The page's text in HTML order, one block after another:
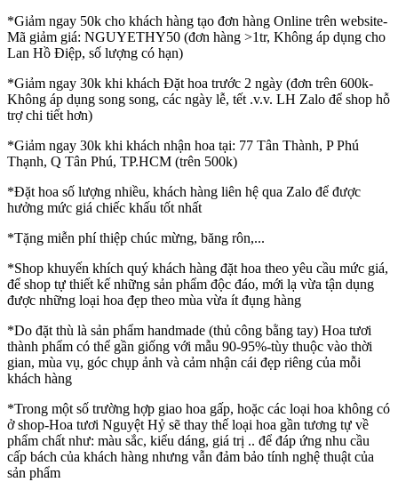
*Giảm ngay 50k cho khách hàng tạo đơn hàng Online trên website-
Mã giảm giá: NGUYETHY50 (đơn hàng >1tr, Không áp dụng cho
Lan Hồ Điệp, số lượng có hạn)
*Giảm ngay 30k khi khách Đặt hoa trước 2 ngày (đơn trên 600k-
Không áp dụng song song, các ngày lễ, tết .v.v. LH Zalo để shop hỗ
trợ chi tiết hơn)
*Giảm ngay 30k khi khách nhận hoa tại: 77 Tân Thành, P Phú
Thạnh, Q Tân Phú, TP.HCM (trên 500k)
*Đặt hoa số lượng nhiều, khách hàng liên hệ qua Zalo để được
hưởng mức giá chiếc khấu tốt nhất
*Tặng miễn phí thiệp chúc mừng, băng rôn,...
*Shop khuyến khích quý khách hàng đặt hoa theo yêu cầu mức giá,
để shop tự thiết kế những sản phẩm độc đáo, mới lạ vừa tận dụng
được những loại hoa đẹp theo mùa vừa ít đụng hàng
*Do đặt thù là sản phẩm handmade (thủ công bằng tay) Hoa tươi
thành phẩm có thể gần giống với mẫu 90-95%-tùy thuộc vào thời
gian, mùa vụ, góc chụp ảnh và cảm nhận cái đẹp riêng của mỗi
khách hàng
*Trong một số trường hợp giao hoa gấp, hoặc các loại hoa không có
ở shop-Hoa tươi Nguyệt Hỷ sẽ thay thế loại hoa gần tương tự về
phẩm chất như: màu sắc, kiểu dáng, giá trị .. để đáp ứng nhu cầu
cấp bách của khách hàng nhưng vẫn đảm bảo tính nghệ thuật của
sản phẩm